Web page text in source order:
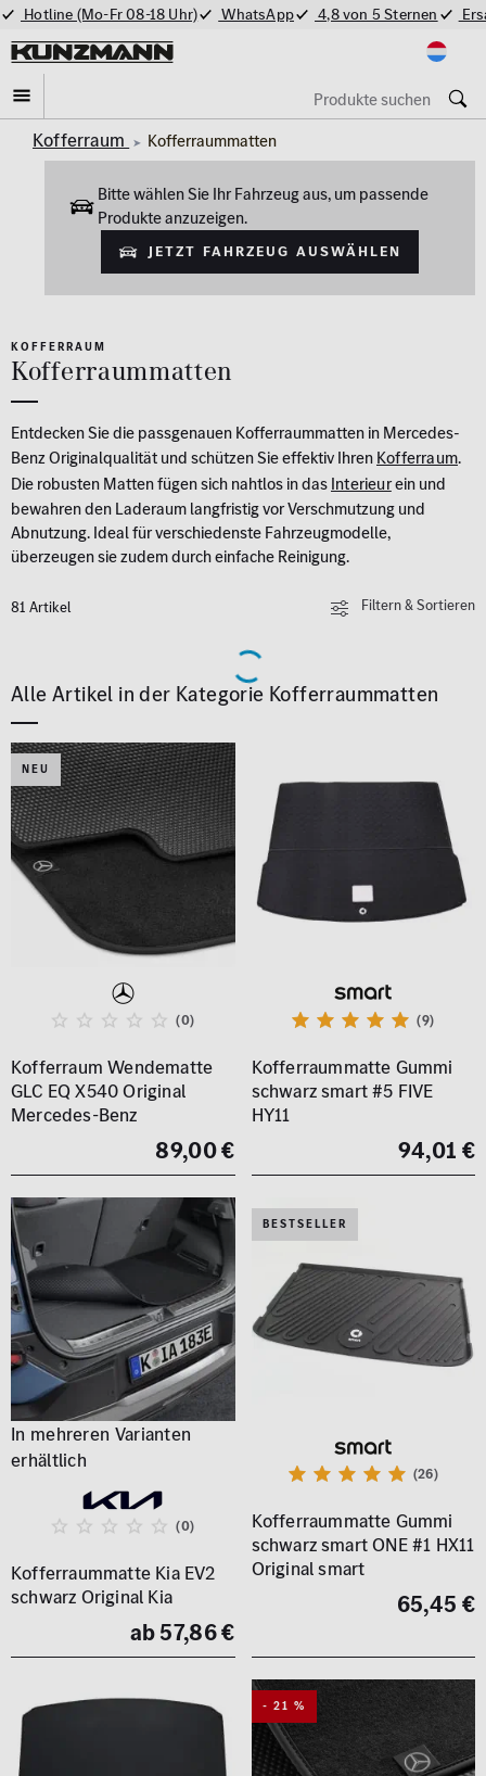
Hotline (Mo-Fr 08-18 Uhr) WhatsApp 4,8 von 5 Sternen
Kofferraum Kofferraummatten
Bitte wählen Sie Ihr Fahrzeug aus, um passende
Produkte anzuzeigen.
Jetzt Fahrzeug auswählen
KOFFERRAUM
Kofferraummatten
81 Artikel Filtern & Sortieren
Entdecken Sie die passgenauen Kofferraummatten in Mercedes-
Benz Originalqualität und schützen Sie effektiv IhrenKofferraum.
Die robusten Matten fügen sich nahtlos in dasInterieurein und
bewahren den Laderaum langfristig vor Verschmutzung und
Abnutzung. Ideal für verschiedenste Fahrzeugmodelle,
überzeugen sie zudem durch einfache Reinigung.
Alle Artikel in der Kategorie Kofferraummatten
NEU
(0)
Kofferraum Wendematte
GLC EQ X540 Original
Mercedes-Benz
89,00 €
(9)
Kofferraummatte Gummi
schwarz smart #5 FIVE
HY11
94,01 €
(0)
Kofferraummatte Kia EV2
schwarz Original Kia
ab 57,86 €
BESTSELLER
(26)
Kofferraummatte Gummi
schwarz smart ONE #1 HX11
Original smart
65,45 €
- 21 %